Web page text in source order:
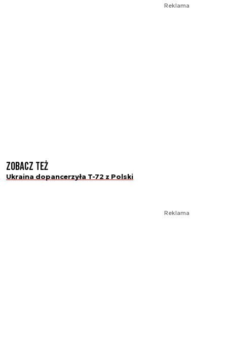
Reklama
Zobacz też
Ukraina dopancerzyła T-72 z Polski
Reklama